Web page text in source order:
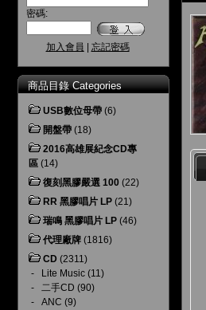
密碼:
加入會員 忘記密碼
商品目錄 Categories
USB數位母帶 (6)
開盤帶 (18)
2016高雄展紀念CD專
區 (14)
復刻黑膠嚴選 100 (22)
RR 黑膠唱片 LP (21)
瑞鳴 黑膠唱片 LP (46)
代理廠牌 (1816)
CD (2311)
-
Lite Music (11)
- 二手CD (90)
- ANC (9)